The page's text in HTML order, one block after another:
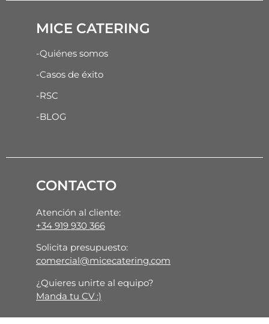
MICE CATERING
-Quiénes somos
-Casos de éxito
-RSC
-BLOG
CONTACTO
Atención al cliente:
+34 919 930 366
Solicita presupuesto:
comercial@micecatering.com
¿Quieres unirte al equipo?
Manda tu CV :)